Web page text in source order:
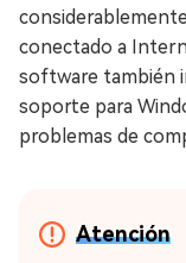
conectado a
software también
soporte para
problemas de
Atención